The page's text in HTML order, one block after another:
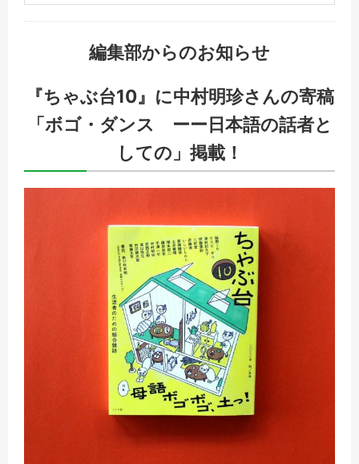
編集部からのお知らせ
『ちゃぶ台10』に中村明珍さんの寄稿
「ボゴ・ダンス ーー日本語の話者と
しての」掲載！